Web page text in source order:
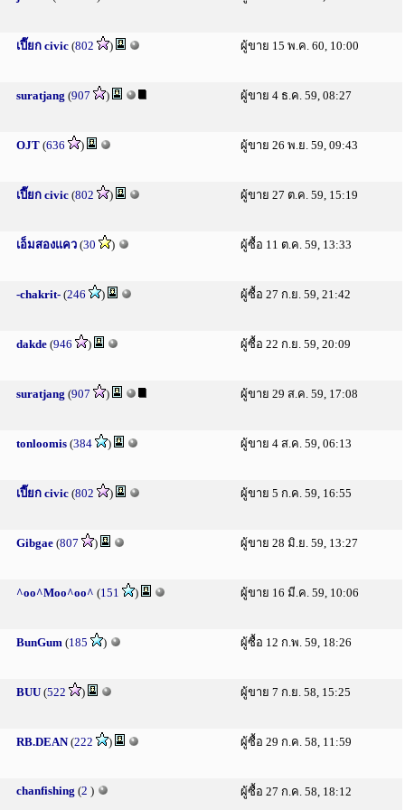
เปี๊ยก civic (802 ) ผู้ขาย 15 พ.ค. 60, 10:00
suratjang (907 ) ผู้ขาย 4 ธ.ค. 59, 08:27
OJT (636 ) ผู้ขาย 26 พ.ย. 59, 09:43
เปี๊ยก civic (802 ) ผู้ขาย 27 ต.ค. 59, 15:19
เอ็มสองแคว (30 ) ผู้ซื้อ 11 ต.ค. 59, 13:33
-chakrit- (246 ) ผู้ซื้อ 27 ก.ย. 59, 21:42
dakde (946 ) ผู้ซื้อ 22 ก.ย. 59, 20:09
suratjang (907 ) ผู้ขาย 29 ส.ค. 59, 17:08
tonloomis (384 ) ผู้ขาย 4 ส.ค. 59, 06:13
เปี๊ยก civic (802 ) ผู้ขาย 5 ก.ค. 59, 16:55
Gibgae (807 ) ผู้ขาย 28 มิ.ย. 59, 13:27
^oo^Moo^oo^ (151 ) ผู้ขาย 16 มี.ค. 59, 10:06
BunGum (185 ) ผู้ซื้อ 12 ก.พ. 59, 18:26
BUU (522 ) ผู้ขาย 7 ก.ย. 58, 15:25
RB.DEAN(222 ) ผู้ซื้อ 29 ก.ค. 58, 11:59
chanfishing (2 ) ผู้ซื้อ 27 ก.ค. 58, 18:12